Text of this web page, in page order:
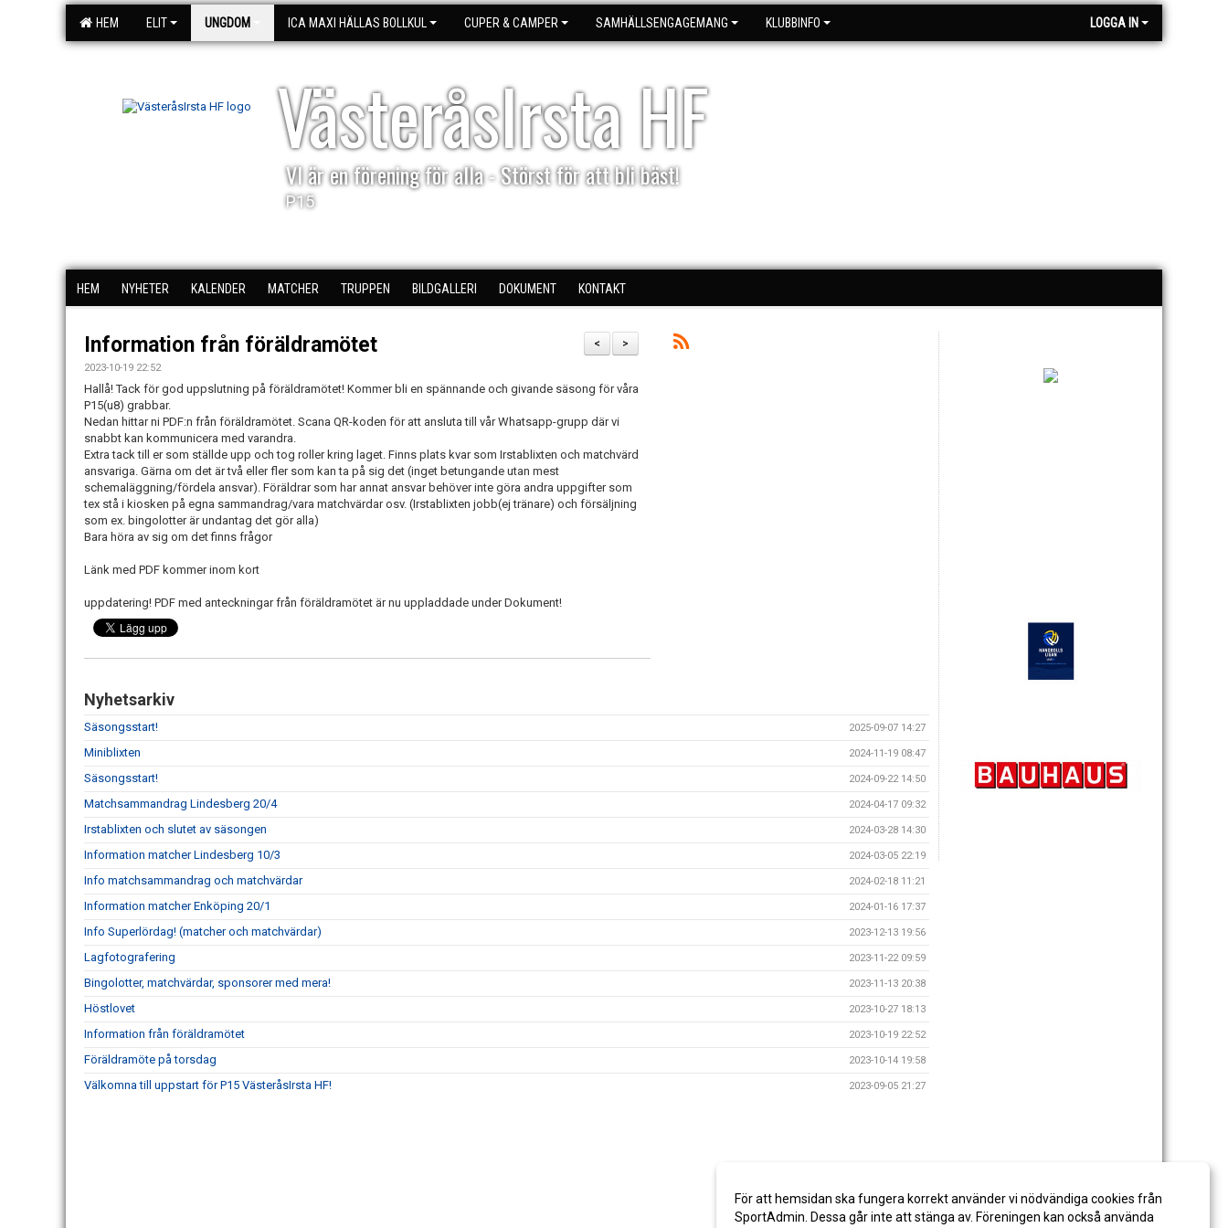
HEM ELIT UNGDOM ICA MAXI HÄLLAS BOLLKUL CUPER & CAMPER SAMHÄLLSENGAGEMANG KLUBBINFO LOGGA IN
VästeråsIrsta HF
VI är en förening för alla - Störst för att bli bäst!
P15
HEM NYHETER KALENDER MATCHER TRUPPEN BILDGALLERI DOKUMENT KONTAKT
>
<
Information från föräldramötet
2023-10-19 22:52
Hallå! Tack för god uppslutning på föräldramötet! Kommer bli en spännande och givande säsong för våra
P15(u8) grabbar.
Nedan hittar ni PDF:n från föräldramötet. Scana QR-koden för att ansluta till vår Whatsapp-grupp där vi
snabbt kan kommunicera med varandra.
Extra tack till er som ställde upp och tog roller kring laget. Finns plats kvar som Irstablixten och matchvärd
ansvariga. Gärna om det är två eller fler som kan ta på sig det (inget betungande utan mest
schemaläggning/fördela ansvar). Föräldrar som har annat ansvar behöver inte göra andra uppgifter som
tex stå i kiosken på egna sammandrag/vara matchvärdar osv. (Irstablixten jobb(ej tränare) och försäljning
som ex. bingolotter är undantag det gör alla)
Bara höra av sig om det finns frågor
Länk med PDF kommer inom kort
uppdatering! PDF med anteckningar från föräldramötet är nu uppladdade under Dokument!
Nyhetsarkiv
Säsongsstart! 2025-09-07 14:27
Miniblixten 2024-11-19 08:47
Säsongsstart! 2024-09-22 14:50
Matchsammandrag Lindesberg 20/4 2024-04-17 09:32
Irstablixten och slutet av säsongen 2024-03-28 14:30
Information matcher Lindesberg 10/3 2024-03-05 22:19
Info matchsammandrag och matchvärdar 2024-02-18 11:21
Information matcher Enköping 20/1 2024-01-16 17:37
Info Superlördag! (matcher och matchvärdar) 2023-12-13 19:56
Lagfotografering 2023-11-22 09:59
Bingolotter, matchvärdar, sponsorer med mera! 2023-11-13 20:38
Höstlovet 2023-10-27 18:13
Information från föräldramötet 2023-10-19 22:52
Föräldramöte på torsdag 2023-10-14 19:58
Välkomna till uppstart för P15 VästeråsIrsta HF! 2023-09-05 21:27
För att hemsidan ska fungera korrekt använder vi nödvändiga cookies från
SportAdmin. Dessa går inte att stänga av. Föreningen kan också använda